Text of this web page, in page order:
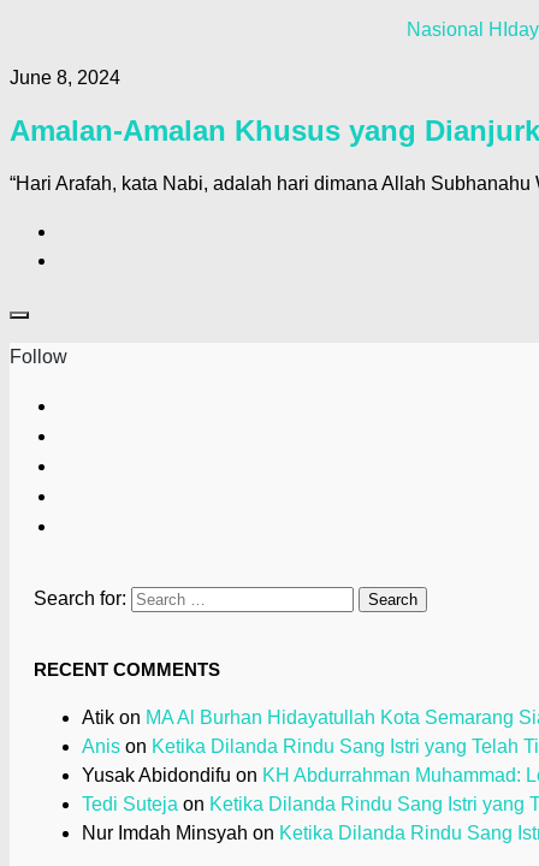
Nasional
June 8, 2024
Amalan-Amalan Khusus yang
“Hari Arafah, kata Nabi, adalah hari dimana Allah
Follow
Search for:
RECENT COMMENTS
Atik on MA Al Burhan Hidayatullah Kota Semarang
Anis on Ketika Dilanda Rindu Sang Istri yang Telah
Yusak Abidondifu on KH Abdurrahman Muhammad:
Tedi Suteja on Ketika Dilanda Rindu Sang Istri yang
Nur Imdah Minsyah on Ketika Dilanda Rindu Sang